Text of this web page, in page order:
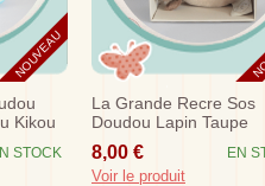
NOUVEAU
Kikou
STOCK
La Grande Recre Sos
Doudou Lapin Taupe
Marron Blanc Hochet
Doudou Et Compagnie
8,00 € EN
Voir le produit